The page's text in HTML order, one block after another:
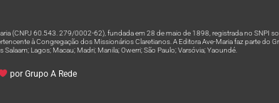
(CNPJ 60.543. 279/0002-62), fundada em 28 de maio de 1898, registrada no SNPI
à Congregação dos Missionários Claretianos. A Editora Ave-Maria faz parte do
Lagos; Macau; Madri; Manila; Owerri; São Paulo; Varsóvia; Yaoundé.
por Grupo A Rede